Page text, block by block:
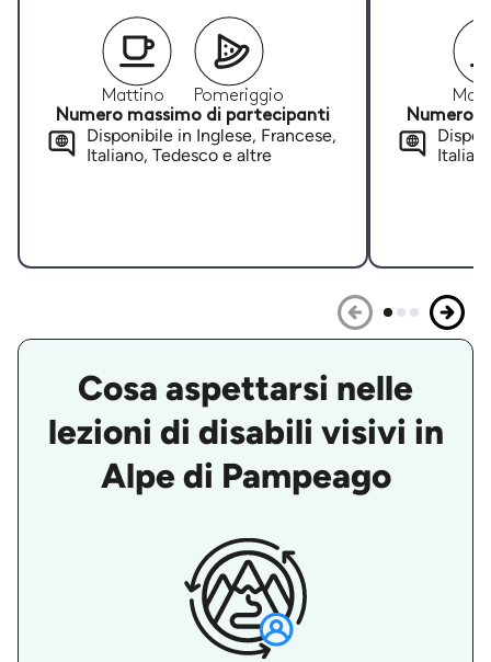
Mattino
Pomeriggio
Numero massimo di partecipanti
Disponibile in Inglese, Francese,
Italiano, Tedesco e altre
Numero
Cosa aspettarsi nelle
lezioni di disabili visivi in
Alpe di Pampeago